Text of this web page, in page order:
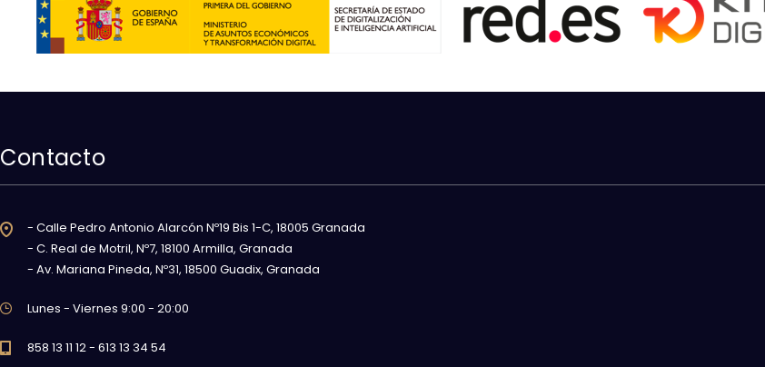
Contacto
- Calle Pedro Antonio Alarcón Nº19 Bis 1-C, 18005 Granada
- C. Real de Motril, Nº7, 18100 Armilla, Granada
- Av. Mariana Pineda, Nº31, 18500 Guadix, Granada
Lunes - Viernes 9:00 - 20:00
858 13 11 12 - 613 13 34 54